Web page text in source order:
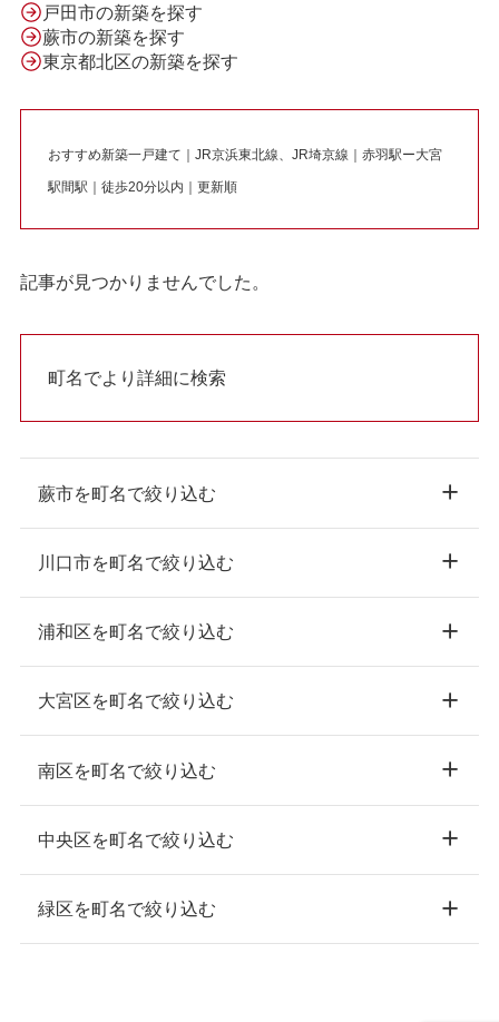
戸田市の新築を探す
蕨市の新築を探す
東京都北区の新築を探す
おすすめ新築一戸建て｜JR京浜東北線、JR埼京線｜赤羽駅ー大宮
駅間駅｜徒歩20分以内｜更新順
記事が見つかりませんでした。
町名でより詳細に検索
蕨市を町名で絞り込む
川口市を町名で絞り込む
浦和区を町名で絞り込む
大宮区を町名で絞り込む
南区を町名で絞り込む
中央区を町名で絞り込む
緑区を町名で絞り込む